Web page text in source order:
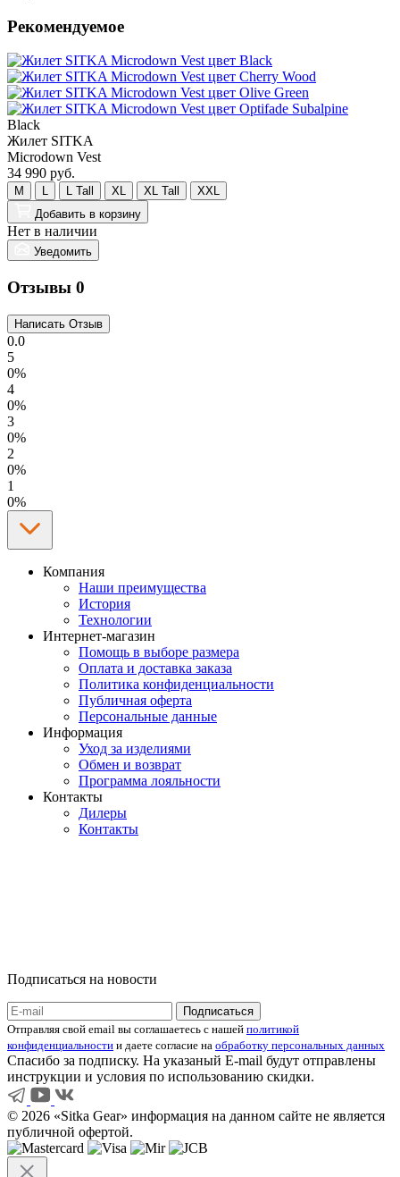
Рекомендуемое
Black
Жилет SITKA
Microdown Vest
34 990 руб.
M L L Tall XL XL Tall
XXL
Добавить в корзину
Нет в наличии
Уведомить
Отзывы 0
0.0
5
0%
4
0%
3
0%
2
0%
1
0%
Компания
Наши преимущества
История
Технологии
Интернет-магазин
Помощь в выборе размера
Оплата и доставка заказа
Политика конфиденциальности
Публичная оферта
Персональные данные
Информация
Уход за изделиями
Обмен и возврат
Программа лояльности
Контакты
Дилеры
Контакты
Подписаться на новости
Отправляя свой email вы соглашаетесь с нашей политикой
конфиденциальности и даете согласие на обработку персональных данных
Спасибо за подписку. На указаный E-mail будут отправлены
инструкции и условия по использованию скидки.
© 2026 «Sitka Gear» информация на данном сайте не является
публичной офертой.